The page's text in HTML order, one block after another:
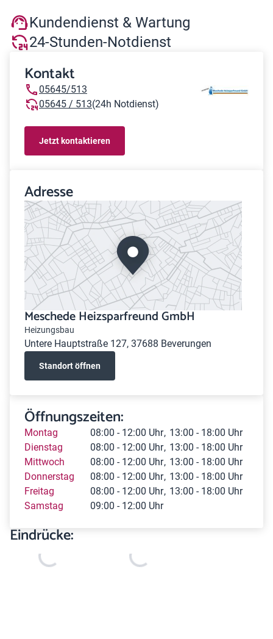
Kundendienst & Wartung
24-Stunden-Notdienst
Kontakt
05645/513
05645 / 513(24h Notdienst)
Jetzt kontaktieren
Adresse
Meschede Heizsparfreund GmbH
Heizungsbau
Untere Hauptstraße 127, 37688 Beverungen
Standort öffnen
Öffnungszeiten:
Montag 08:00 - 12:00 Uhr 13:00 - 18:00 Uhr
Dienstag
08:00 - 12:00 Uhr 13:00 - 18:00 Uhr
Mittwoch
08:00 - 12:00 Uhr 13:00 - 18:00 Uhr
Donnerstag
08:00 - 12:00 Uhr 13:00 - 18:00 Uhr
Freitag
08:00 - 12:00 Uhr 13:00 - 18:00 Uhr
Samstag
09:00 - 12:00 Uhr
Eindrücke: